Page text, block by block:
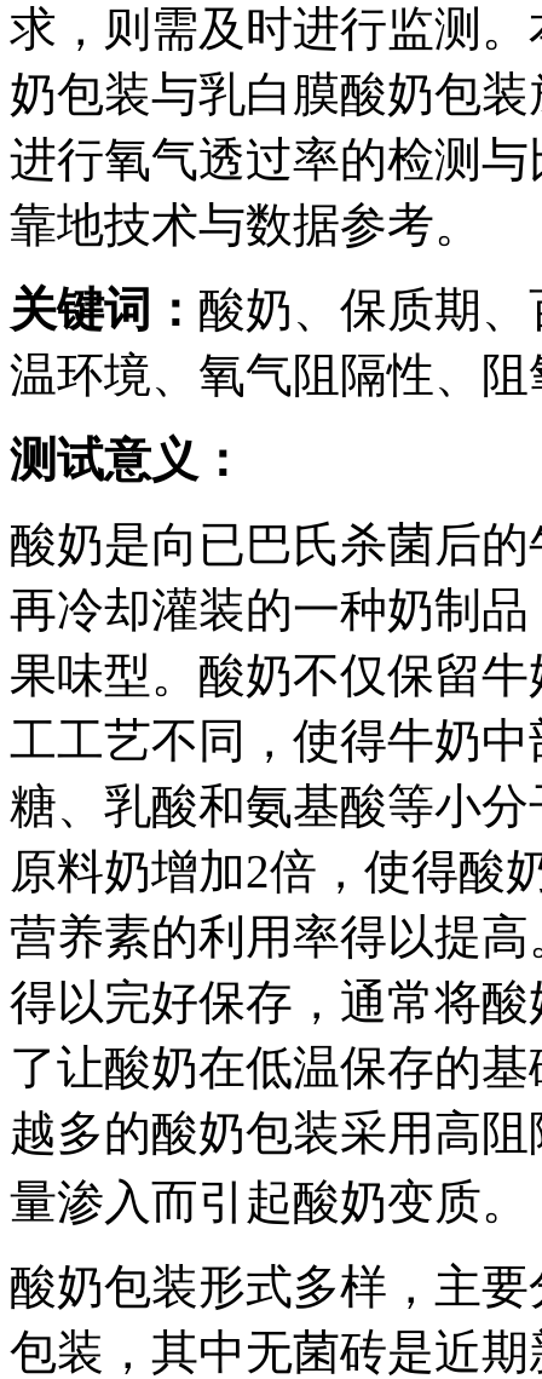
求，则需及时进行监测
奶包装与乳白膜酸奶包
进行氧气透过率的检测
靠地技术与数据参考。
关键词： 酸奶、保质期
温环境、氧气阻隔性、
测试意义：
酸奶是向已巴氏杀菌后
再冷却灌装的一种奶制
果味型。酸奶不仅保留
工工艺不同，使得牛奶
糖、乳酸和氨基酸等小
原料奶增加2倍，使得酸
营养素的利用率得以提
得以完好保存，通常将
了让酸奶在低温保存的
越多的酸奶包装采用高
量渗入而引起酸奶变质。
酸奶包装形式多样，主
包装，其中无菌砖是近